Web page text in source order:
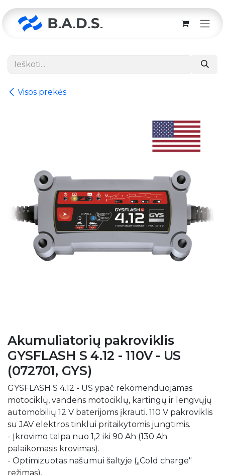
Visos prekės
Akumuliatorių pakroviklis
GYSFLASH S 4.12 - 110V - US
(072701, GYS)
GYSFLASH S 4.12 - US ypač rekomenduojamas
motociklų, vandens motociklų, kartingų ir lengvųjų
automobilių 12 V baterijoms įkrauti. 110 V pakroviklis
su JAV elektros tinklui pritaikytomis jungtimis.
- Įkrovimo talpa nuo 1,2 iki 90 Ah (130 Ah
palaikomasis krovimas).
- Optimizuotas našumui šaltyje („Cold charge"
režimas).